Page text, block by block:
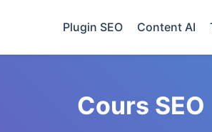
Plugin SEO Content AI
Cours SEO